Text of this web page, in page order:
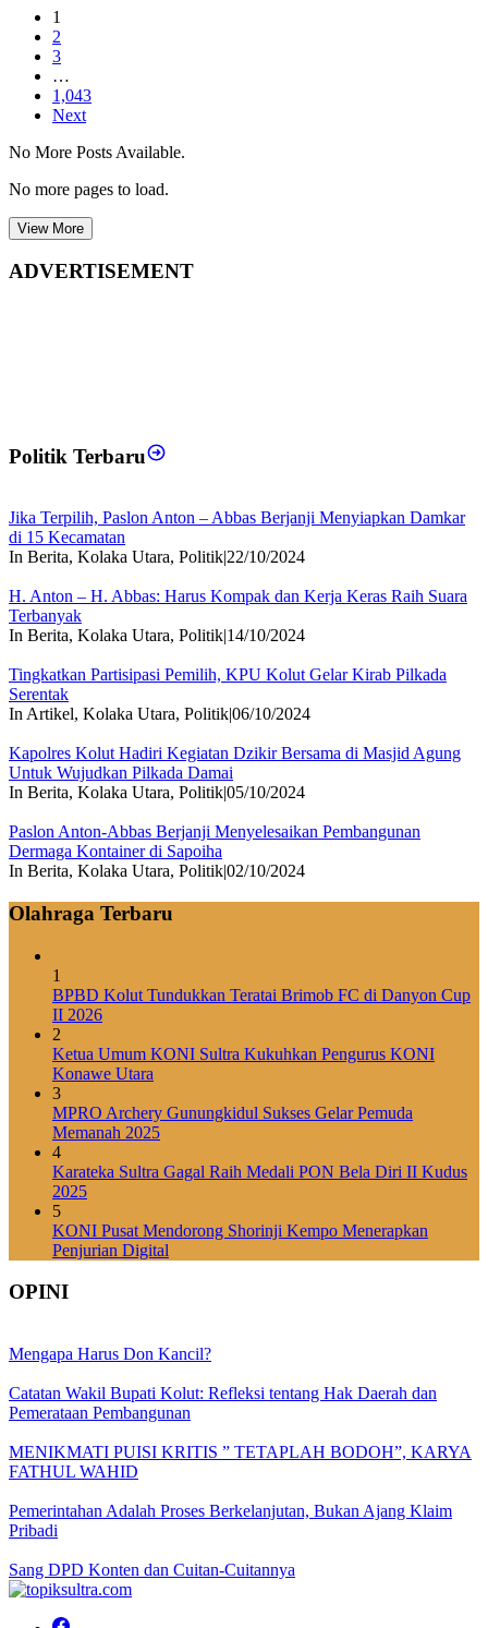
1
2
3
…
1,043
Next
No More Posts Available.
No more pages to load.
View More
ADVERTISEMENT
Politik Terbaru
Jika Terpilih, Paslon Anton – Abbas Berjanji Menyiapkan Damkar
di 15 Kecamatan
In Berita, Kolaka Utara, Politik|22/10/2024
H. Anton – H. Abbas: Harus Kompak dan Kerja Keras Raih Suara
Terbanyak
In Berita, Kolaka Utara, Politik|14/10/2024
Tingkatkan Partisipasi Pemilih, KPU Kolut Gelar Kirab Pilkada
Serentak
In Artikel, Kolaka Utara, Politik|06/10/2024
Kapolres Kolut Hadiri Kegiatan Dzikir Bersama di Masjid Agung
Untuk Wujudkan Pilkada Damai
In Berita, Kolaka Utara, Politik|05/10/2024
Paslon Anton-Abbas Berjanji Menyelesaikan Pembangunan
Dermaga Kontainer di Sapoiha
In Berita, Kolaka Utara, Politik|02/10/2024
Olahraga Terbaru
1
BPBD Kolut Tundukkan Teratai Brimob FC di Danyon Cup
II 2026
2
Ketua Umum KONI Sultra Kukuhkan Pengurus KONI
Konawe Utara
3
MPRO Archery Gunungkidul Sukses Gelar Pemuda
Memanah 2025
4
Karateka Sultra Gagal Raih Medali PON Bela Diri II Kudus
2025
5
KONI Pusat Mendorong Shorinji Kempo Menerapkan
Penjurian Digital
OPINI
Mengapa Harus Don Kancil?
Catatan Wakil Bupati Kolut: Refleksi tentang Hak Daerah dan
Pemerataan Pembangunan
MENIKMATI PUISI KRITIS ” TETAPLAH BODOH”, KARYA
FATHUL WAHID
Pemerintahan Adalah Proses Berkelanjutan, Bukan Ajang Klaim
Pribadi
Sang DPD Konten dan Cuitan-Cuitannya